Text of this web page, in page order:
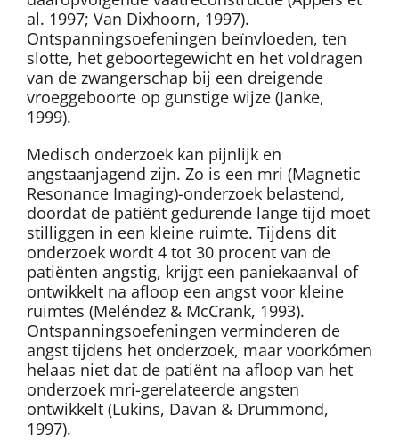
al. 1997; Van Dixhoorn, 1997).
Ontspanningsoefeningen beïnvloeden, ten
slotte, het geboortegewicht en het voldragen
van de zwangerschap bij een dreigende
vroeggeboorte op gunstige wijze (Janke,
1999).
Medisch onderzoek kan pijnlijk en
angstaanjagend zijn. Zo is een mri (Magnetic
Resonance Imaging)-onderzoek belastend,
doordat de patiënt gedurende lange tijd moet
stilliggen in een kleine ruimte. Tijdens dit
onderzoek wordt 4 tot 30 procent van de
patiënten angstig, krijgt een paniekaanval of
ontwikkelt na afloop een angst voor kleine
ruimtes (Meléndez & McCrank, 1993).
Ontspanningsoefeningen verminderen de
angst tijdens het onderzoek, maar voorkómen
helaas niet dat de patiënt na afloop van het
onderzoek mri-gerelateerde angsten
ontwikkelt (Lukins, Davan & Drummond,
1997).